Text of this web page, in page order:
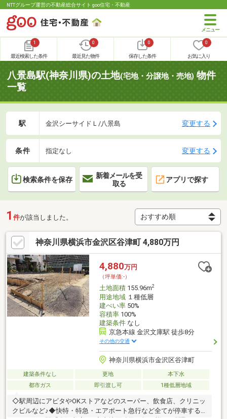
NTTグループ運営の不動産総合サイト goo住宅・不動産
1
最近検索した条件
0
最近見た物件
0
保存した条件
0
お気に入り
八景島駅(神奈川県)の土地(宅地・分譲地・売地) 物件
一覧
駅 金沢シーサイドＬ/八景島 変更する
条件 指定なし 変更する
検索条件を保存
新着メールを受
取る
アプリで探す
1 件が該当しました。
神奈川県横浜市金沢区谷津町 4,880万円
4,880万円
（坪単価:-）
土地面積155.96m2
用途地域１種低層
建ぺい率50%
容積率100%
建築条件なし
京急本線 金沢文庫駅 徒歩8分
その他の交通
神奈川県横浜市金沢区谷津町
建築条件なし 更地
本下水
都市ガス
即引渡し可 1種低層地域
◇駅周辺にアピタやOKストアなどのスーパー、飲食店、クリニッ
クビルなど♪◆快特・特急・エアポート急行など全てが停車する